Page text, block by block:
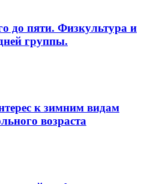
до пяти. Физкультура и
группы.
к зимним видам
возраста